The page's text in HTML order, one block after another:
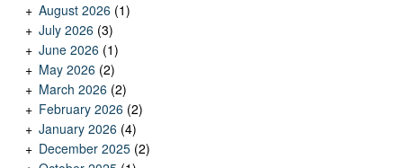
August 2026 (1)
July 2026 (3)
June 2026 (1)
May 2026 (2)
March 2026 (2)
February 2026 (2)
January 2026 (4)
December 2025(2)